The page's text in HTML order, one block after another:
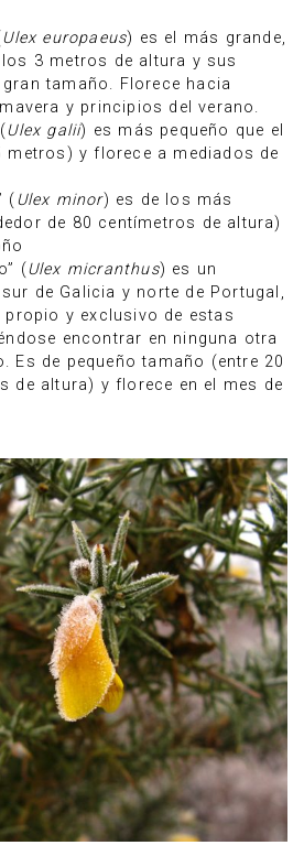
Ulex europaeus) es el más grande,
3 metros de altura y sus
tamaño. Florece hacia
y principios del verano.
Ulex galii) es más pequeño que el
metros) y florece a mediados de
( Ulex minor) es de los más
de 80 centímetros de altura)
(Ulex micranthus) es un
de Galicia y norte de Portugal,
propio y exclusivo de estas
encontrar en ninguna otra
Es de pequeño tamaño (entre 20
de altura) y florece en el mes de